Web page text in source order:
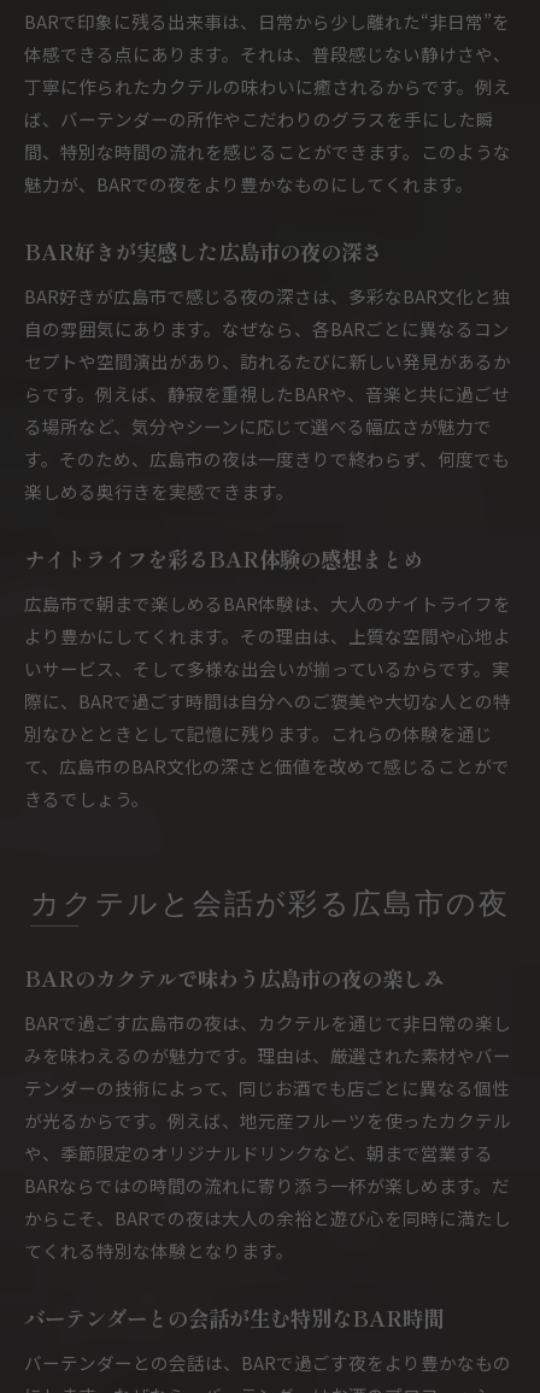
BARで印象に残る出来事は、日常から少し離れた“非日常”を
体感できる点にあります。それは、普段感じない静けさや、
丁寧に作られたカクテルの味わいに癒されるからです。例え
ば、バーテンダーの所作やこだわりのグラスを手にした瞬
間、特別な時間の流れを感じることができます。このような
魅力が、BARでの夜をより豊かなものにしてくれます。
BAR好きが実感した広島市の夜の深さ
BAR好きが広島市で感じる夜の深さは、多彩なBAR文化と独
自の雰囲気にあります。なぜなら、各BARごとに異なるコン
セプトや空間演出があり、訪れるたびに新しい発見があるか
らです。例えば、静寂を重視したBARや、音楽と共に過ごせ
る場所など、気分やシーンに応じて選べる幅広さが魅力で
す。そのため、広島市の夜は一度きりで終わらず、何度でも
楽しめる奥行きを実感できます。
ナイトライフを彩るBAR体験の感想まとめ
広島市で朝まで楽しめるBAR体験は、大人のナイトライフを
より豊かにしてくれます。その理由は、上質な空間や心地よ
いサービス、そして多様な出会いが揃っているからです。実
際に、BARで過ごす時間は自分へのご褒美や大切な人との特
別なひとときとして記憶に残ります。これらの体験を通じ
て、広島市のBAR文化の深さと価値を改めて感じることがで
きるでしょう。
カクテルと会話が彩る広島市の夜
BARのカクテルで味わう広島市の夜の楽しみ
BARで過ごす広島市の夜は、カクテルを通じて非日常の楽し
みを味わえるのが魅力です。理由は、厳選された素材やバー
テンダーの技術によって、同じお酒でも店ごとに異なる個性
が光るからです。例えば、地元産フルーツを使ったカクテル
や、季節限定のオリジナルドリンクなど、朝まで営業する
BARならではの時間の流れに寄り添う一杯が楽しめます。だ
からこそ、BARでの夜は大人の余裕と遊び心を同時に満たし
てくれる特別な体験となります。
バーテンダーとの会話が生む特別なBAR時間
バーテンダーとの会話は、BARで過ごす夜をより豊かなもの